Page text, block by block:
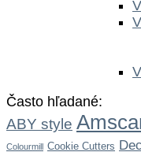
Často hľadané:
ABY style
Colourmill Cookie Cutters